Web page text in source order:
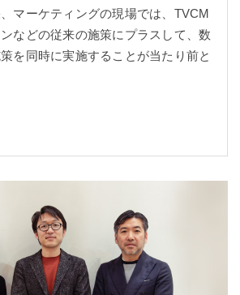
マーケティングの現場では、TVCM
などの従来の施策にプラスして、数
を同時に実施することが当たり前と